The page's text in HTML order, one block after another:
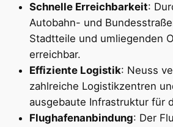
Schnelle Erreichbarkeit:
Autobahn- und
Stadtteile und umliegenden
erreichbar.
Effiziente Logistik: Neuss
zahlreiche Logistikzentren
ausgebaute Infrastruktur für
Flughafenanbindung: Der